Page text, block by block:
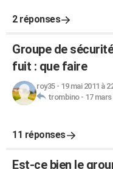
2 réponses
Groupe de
fuit : que faire
roy35- 19 mai 2011 à
trombino- 17 mars
11 réponses
Est-ce bien le